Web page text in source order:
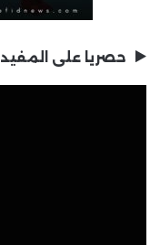
حصريا على المفيد